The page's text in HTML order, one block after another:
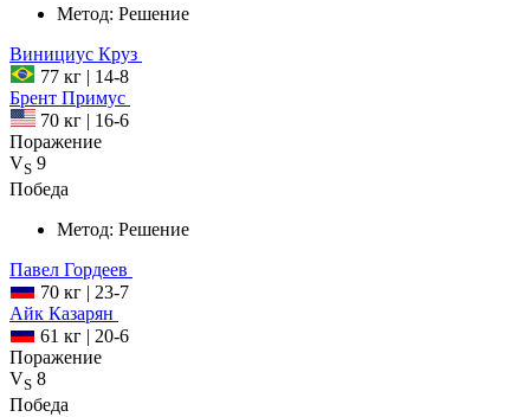
Метод: Решение
Винициус Круз
77 кг | 14-8
Брент Примус
70 кг | 16-6
Поражение
VS 9
Победа
Метод: Решение
Павел Гордеев
70 кг | 23-7
Айк Казарян
61 кг | 20-6
Поражение
VS 8
Победа